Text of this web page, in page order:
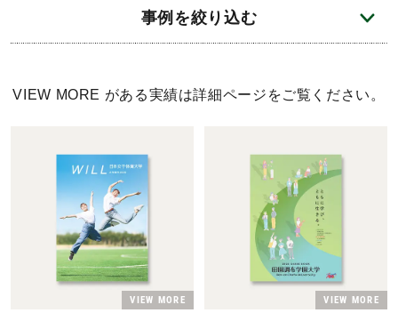
事例を絞り込む
VIEW MORE がある実績は詳細ページをご覧ください。
VIEW MORE VIEW MORE